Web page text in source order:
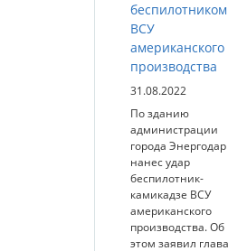
беспилотником
ВСУ
американского
производства
31.08.2022
По зданию
администрации
города Энергодар
нанес удар
беспилотник-
камикадзе ВСУ
американского
производства. Об
этом заявил глава